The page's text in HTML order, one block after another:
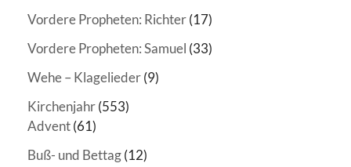
Vordere Propheten: Richter(17)
Vordere Propheten: Samuel (33)
Wehe – Klagelieder(9)
Kirchenjahr(553)
Advent(61)
Buß- und Bettag(12)